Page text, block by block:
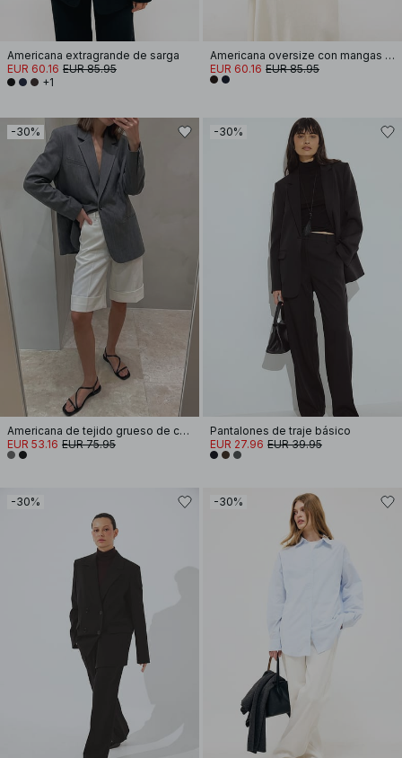
Americana extragrande de sarga
EUR 60.16 EUR 85.95
+1
Americana oversize con mangas anchas
EUR 60.16 EUR 85.95
-30%
Americana de tejido grueso de corte regular
EUR 53.16 EUR 75.95
-30%
Pantalones de traje básico
EUR 27.96 EUR 39.95
-30% -30%